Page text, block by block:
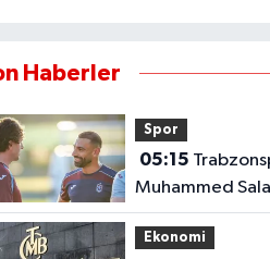
Haberler
Spor
05:15
Muhammed
Başladı! Yıldız
Antrenmanına
Ekonomi